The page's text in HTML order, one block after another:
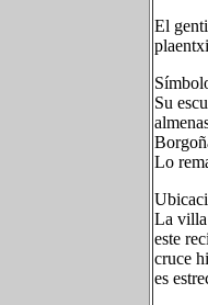
El
Su
Lo
La villa
este
cruce
es